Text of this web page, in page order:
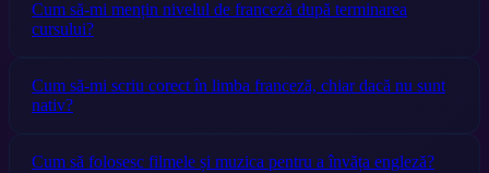
Cum să-mi mențin nivelul de franceză după terminarea
cursului?
Cum să-mi scriu corect în limba franceză, chiar dacă nu sunt
nativ?
Cum să folosesc filmele și muzica pentru a învăța engleză?